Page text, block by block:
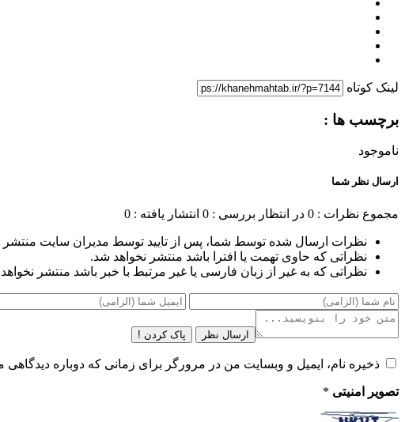
لینک کوتاه
برچسب ها :
ناموجود
ارسال نظر شما
مجموع نظرات : 0 در انتظار بررسی : 0 انتشار یافته : 0
نظرات ارسال شده توسط شما، پس از تایید توسط مدیران سایت منتشر
نظراتی که حاوی تهمت یا افترا باشد منتشر نخواهد شد.
نظراتی که به غیر از زبان فارسی یا غیر مرتبط با خبر باشد منتشر
ارسال نظر پاک کردن !
ذخیره نام، ایمیل و وبسایت من در مرورگر برای زمانی که دوباره
تصویر امنیتی *